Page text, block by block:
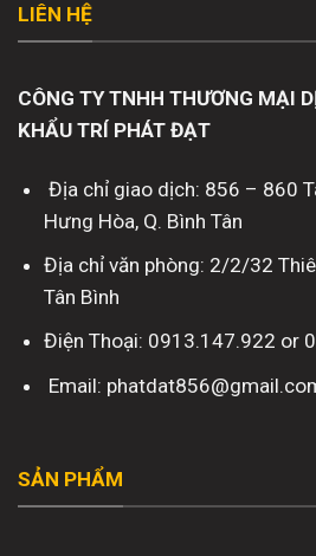
LIÊN HỆ
CÔNG TY TNHH THƯƠNG MẠI
KHẨU TRÍ PHÁT ĐẠT
Địa chỉ giao dịch: 856 – 860
Hưng Hòa, Q. Bình Tân
Địa chỉ văn phòng: 2/2/32
Tân Bình
Điện Thoại: 0913.147.922 or
Email:
SẢN PHẨM